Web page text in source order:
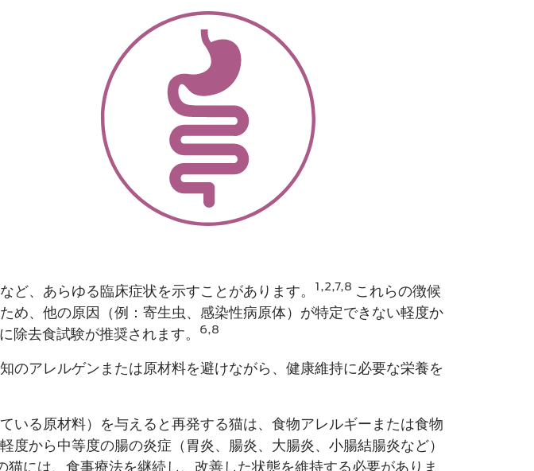
、あらゆる臨床症状を示すことがあります。 1,2,7,8 これらの徴候
め、他の原因（例：寄生虫、感染性病原体​）が特定できない軽度か
除去食試験が推奨されます。
6,8
のアレルゲンまたは原材料​を避けながら、健康維持に必要な栄養を
いる原材料​）を与えると再発する猫は、食物アレルギーまたは食物
から中等度の腸の炎症（胃炎、腸炎、大腸炎、小腸結腸炎など）
猫には、食事療法を継続し、改善した​状態を維持する必要がありま